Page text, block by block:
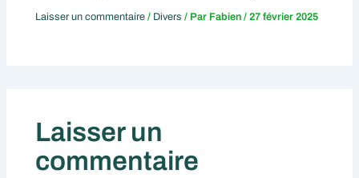
Laisser un commentaire / Divers / Par Fabien/27 février 2025
Laisser un
commentaire